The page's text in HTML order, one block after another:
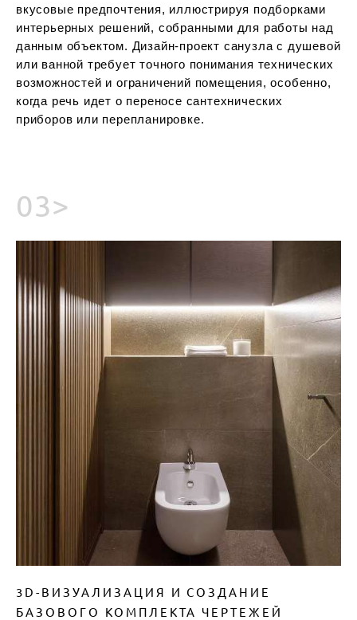
вкусовые предпочтения, иллюстрируя подборками
интерьерных решений, собранными для работы над
данным объектом. Дизайн-проект санузла с душевой
или ванной требует точного понимания технических
возможностей и ограничений помещения, особенно,
когда речь идет о переносе сантехнических
приборов или перепланировке.
03>
3D-ВИЗУАЛИЗАЦИЯ И СОЗДАНИЕ
БАЗОВОГО КОМПЛЕКТА ЧЕРТЕЖЕЙ